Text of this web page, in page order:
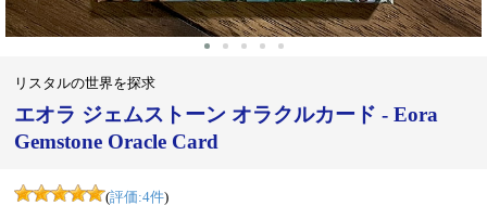
リスタルの世界を探求
エオラ ジェムストーン オラクルカード - Eora
Gemstone Oracle Card
(評価:4件)